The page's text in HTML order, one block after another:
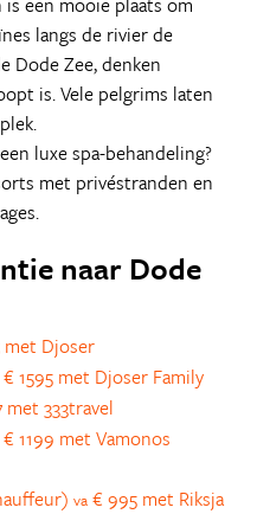
langs de rivier de
Dode Zee, denken
is. Vele pelgrims laten
luxe spa-behandeling?
met privéstranden en
naar Dode
met Djoser
€ 1595 met Djoser Family
met 333travel
€ 1199 met Vamonos
va € 995 met Riksja